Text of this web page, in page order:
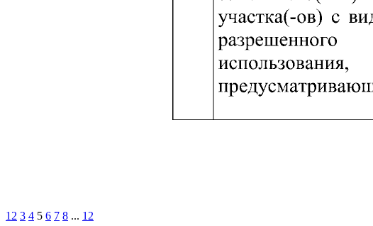
1 2 3 4 5 6 7 8 ... 12